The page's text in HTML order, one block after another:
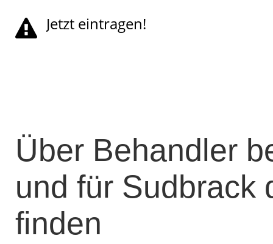
Jetzt eintragen!
Über Behandler
und für Sudbrack
finden